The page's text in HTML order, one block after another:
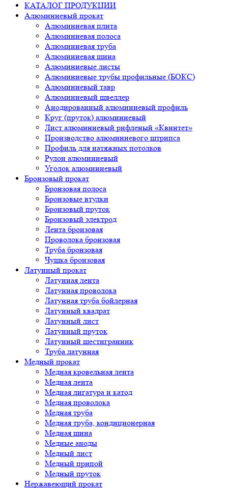
КАТАЛОГ ПРОДУКЦИИ
Алюминиевый прокат
Алюминиевая плита
Алюминиевая полоса
Алюминиевая труба
Алюминиевая шина
Алюминиевые листы
Алюминиевые трубы профильные (БОКС)
Алюминиевый тавр
Алюминиевый швеллер
Анодированный алюминиевый профиль
Круг (пруток) алюминиевый
Лист алюминиевый рифленый «Квинтет»
Производство алюминиевого штрипса
Профиль для натяжных потолков
Рулон алюминиевый
Уголок алюминиевый
Бронзовый прокат
Бронзовая полоса
Бронзовые втулки
Бронзовый пруток
Бронзовый электрод
Лента бронзовая
Проволока бронзовая
Труба бронзовая
Чушка бронзовая
Латунный прокат
Латунная лента
Латунная проволока
Латунная труба бойлерная
Латунный квадрат
Латунный лист
Латунный пруток
Латунный шестигранник
Труба латунная
Медный прокат
Медная кровельная лента
Медная лента
Медная лигатура и катод
Медная проволока
Медная труба
Медная труба, кондиционерная
Медная шина
Медные аноды
Медный лист
Медный припой
Медный пруток
Нержавеющий прокат